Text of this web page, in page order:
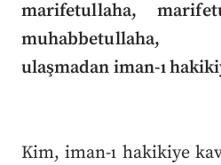
marifetullaha,
muhabbetullaha,
ulaşmadan iman-ı
Kim, iman-ı hakikiye